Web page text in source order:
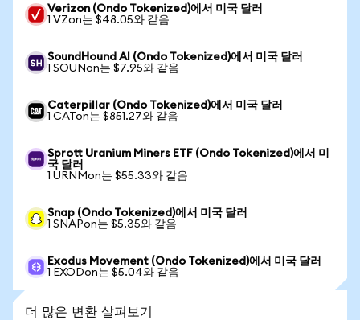
Verizon (Ondo Tokenized)에서 미국 달러
1 VZon는 $48.05와 같음
SoundHound AI (Ondo Tokenized)에서 미국 달러
1 SOUNon는 $7.95와 같음
Caterpillar (Ondo Tokenized)에서 미국 달러
1 CATon는 $851.27와 같음
Sprott Uranium Miners ETF (Ondo Tokenized)에서 미
국 달러
1 URNMon는 $55.33와 같음
Snap (Ondo Tokenized)에서 미국 달러
1 SNAPon는 $5.35와 같음
Exodus Movement (Ondo Tokenized)에서 미국 달러
1 EXODon는 $5.04와 같음
더 많은 변환 살펴보기